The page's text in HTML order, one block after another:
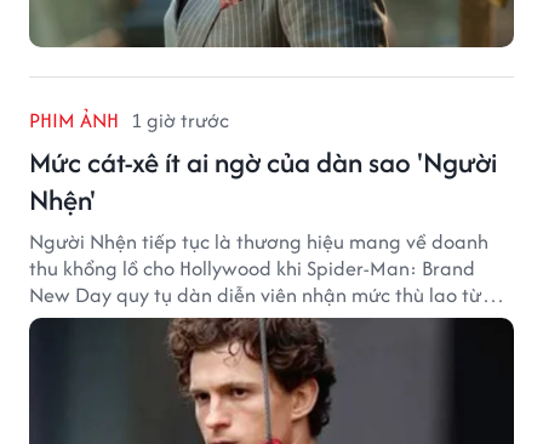
PHIM ẢNH 1 giờ trước
Mức cát-xê ít ai ngờ của dàn sao 'Người
Nhện'
Người Nhện tiếp tục là thương hiệu mang về doanh
thu khổng lồ cho Hollywood khi Spider-Man: Brand
New Day quy tụ dàn diễn viên nhận mức thù lao từ
hàng chục đến hàng trăm tỷ đồng. Thành công phòng
vé của bộ phim cũng giúp nhiều ngôi sao sở hữu khoản
thu nhập đáng mơ ước.